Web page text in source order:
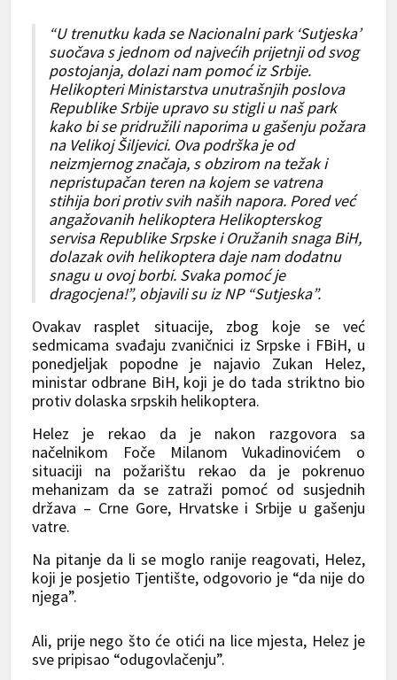
“U trenutku kada se Nacionalni park ‘Sutjeska’
suočava s jednom od najvećih prijetnji od svog
postojanja, dolazi nam pomoć iz Srbije.
Helikopteri Ministarstva unutrašnjih poslova
Republike Srbije upravo su stigli u naš park
kako bi se pridružili naporima u gašenju požara
na Velikoj Šiljevici. Ova podrška je od
neizmjernog značaja, s obzirom na težak i
nepristupačan teren na kojem se vatrena
stihija bori protiv svih naših napora. Pored već
angažovanih helikoptera Helikopterskog
servisa Republike Srpske i Oružanih snaga BiH,
dolazak ovih helikoptera daje nam dodatnu
snagu u ovoj borbi. Svaka pomoć je
dragocjena!”, objavili su iz NP “Sutjeska”.
Ovakav rasplet situacije, zbog koje se već
sedmicama svađaju zvaničnici iz Srpske i FBiH, u
ponedjeljak popodne je najavio Zukan Helez,
ministar odbrane BiH, koji je do tada striktno bio
protiv dolaska srpskih helikoptera.
Helez je rekao da je nakon razgovora sa
načelnikom Foče Milanom Vukadinovićem o
situaciji na požarištu rekao da je pokrenuo
mehanizam da se zatraži pomoć od susjednih
država – Crne Gore, Hrvatske i Srbije u gašenju
vatre.
Na pitanje da li se moglo ranije reagovati, Helez,
koji je posjetio Tjentište, odgovorio je “da nije do
njega”.
Ali, prije nego što će otići na lice mjesta, Helez je
sve pripisao “odugovlačenju”.